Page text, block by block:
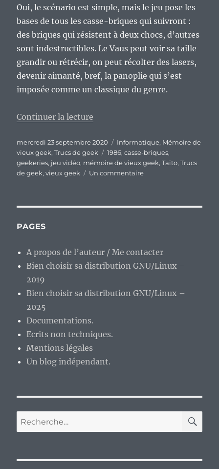
Oui, le scénario est simple, mais le jeu pose les
bases de tous les casse-briques qui suivront :
des briques qui résistent à deux chocs, d’autres
sont indestructibles. Le Vaus peut voir sa taille
grandir ou rétrécir, on peut récolter des lasers,
devenir aimanté, bref, la panoplie qui s’est
imposée comme un classique du genre.
Continuer la lecture
Publié
le
mercredi 23 septembre 2020 Catégories
Informatique, Mémoire de
vieux geek,Trucs de geek Étiquettes
1986,casse-briques,
geekeries, jeu vidéo, mémoire de vieux geek,Taito,Trucs
de geek,vieux geek Un commentairesur
casse-
briques
1980.
PAGES
A propos de l’auteur / Me contacter
Bien choisir sa distribution GNU/Linux –
2019
Bien choisir sa distribution GNU/Linux –
2025
Documentations.
Ecrits non techniques.
Mentions légales
Un blog indépendant.
Recherche
pour :